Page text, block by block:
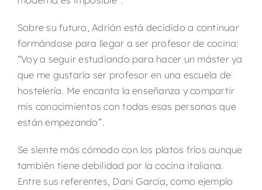
Sobre su futuro, Adrián está decidido a continuar
formándose para llegar a ser profesor de cocina:
“Voy a seguir estudiando para hacer un máster ya
que me gustaría ser profesor en una escuela de
hostelería. Me encanta la enseñanza y compartir
mis conocimientos con todas esas personas que
están empezando”.
Se siente más cómodo con los platos fríos aunque
también tiene debilidad por la cocina italiana.
Entre sus referentes, Dani García, como ejemplo